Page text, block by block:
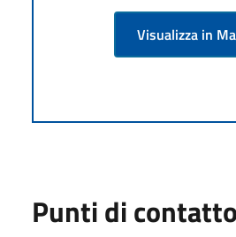
Visualizza in
Punti di contatto